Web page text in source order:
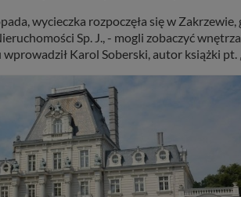
wycieczka rozpoczęła się w
Sp. J., - mogli zobaczyć
Karol Soberski, autor książki pt.